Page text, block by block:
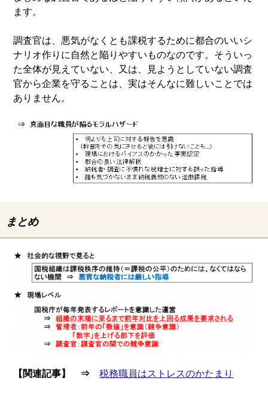
ます。
調査官は、悪気がなくとも課税するために都合のいいシ
ナリオ作りに自然と陥りやすいものなのです。そういっ
た全体が見えていない、又は、見ようとしていない調査
官から企業を守ることは、実はそんなに難しいことでは
ありません。
まとめ
【関連記事】 ⇒税務職員はストレスのかたまり